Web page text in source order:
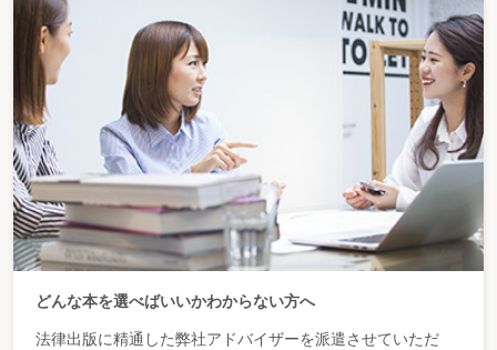
どんな本を選べばいいかわからない方へ
法律出版に精通した弊社アドバイザーを派遣させていただ